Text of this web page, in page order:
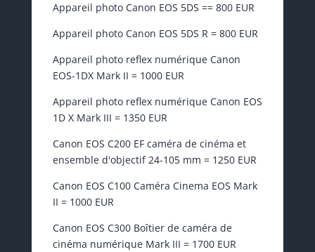
Appareil photo Canon EOS 5DS == 800 EUR
Appareil photo Canon EOS 5DS R = 800 EUR
Appareil photo reflex numérique Canon
EOS-1DX Mark II = 1000 EUR
Appareil photo reflex numérique Canon EOS
1D X Mark III = 1350 EUR
Canon EOS C200 EF caméra de cinéma et
ensemble d'objectif 24-105 mm = 1250 EUR
Canon EOS C100 Caméra Cinema EOS Mark
II = 1000 EUR
Canon EOS C300 Boîtier de caméra de
cinéma numérique Mark III = 1700 EUR